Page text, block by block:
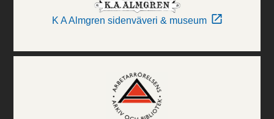
K A Almgren sidenväveri & museum